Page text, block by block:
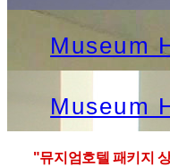
Museum
Museum
"뮤지엄호텔 패키지